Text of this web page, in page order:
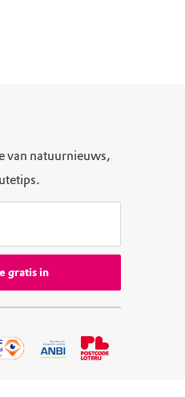
van natuurnieuws,
gratis in